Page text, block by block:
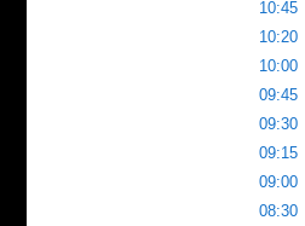
10:45
10:20
10:00
09:45
09:30
09:15
09:00
08:30